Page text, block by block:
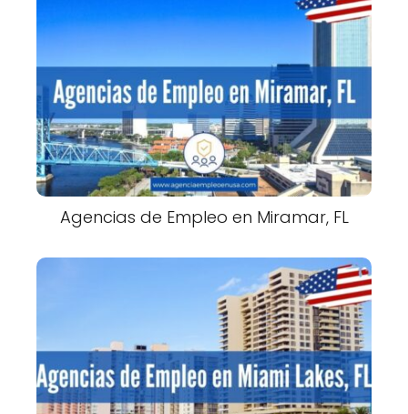
Agencias de Empleo en Miramar, FL